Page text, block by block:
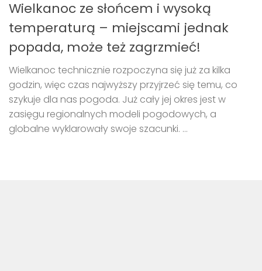
Wielkanoc ze słońcem i wysoką
temperaturą – miejscami jednak
popada, może też zagrzmieć!
Wielkanoc technicznie rozpoczyna się już za kilka
godzin, więc czas najwyższy przyjrzeć się temu, co
szykuje dla nas pogoda. Już cały jej okres jest w
zasięgu regionalnych modeli pogodowych, a
globalne wyklarowały swoje szacunki. ...